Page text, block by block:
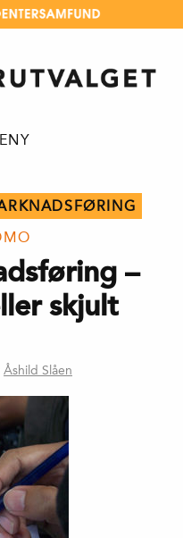
–
skjult
Åshild Slåen